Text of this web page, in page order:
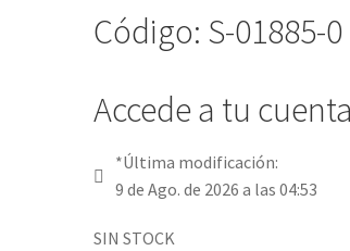
Código: S-01885-0
Accede a tu
*Última modificación:
9 de Ago. de 2026 a las 04:53
SIN STOCK